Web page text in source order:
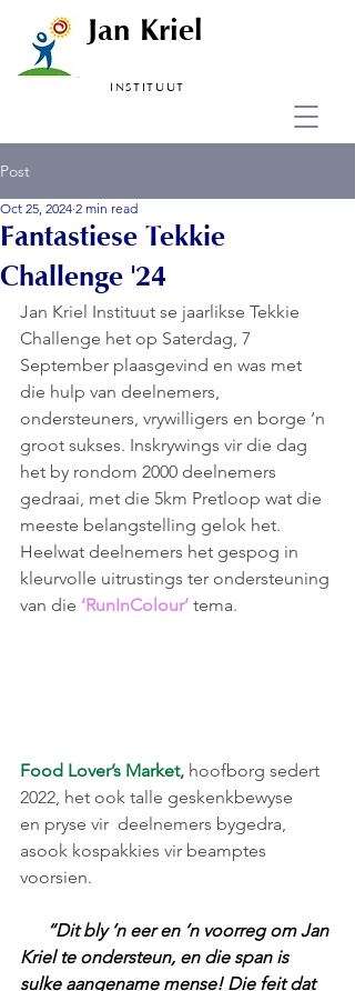
Jan Kriel
INSTITUUT
Post
Fantastiese Tekkie
Challenge '24
Oct 25, 2024 2 min read
Jan Kriel Instituut se jaarlikse Tekkie
Challenge het op Saterdag, 7
September plaasgevind en was met
die hulp van deelnemers,
ondersteuners, vrywilligers en borge ‘n
groot sukses. Inskrywings vir die dag
het by rondom 2000 deelnemers
gedraai, met die 5km Pretloop wat die
meeste belangstelling gelok het.
Heelwat deelnemers het gespog in
kleurvolle uitrustings ter ondersteuning
van die ‘RunInColour’ tema.
Food Lover’s Market, hoofborg sedert
2022, het ook talle geskenkbewyse
en pryse vir  deelnemers bygedra,
asook kospakkies vir beamptes
voorsien.
Kriel te ondersteun, en die span is
sulke aangename mense! Die feit dat